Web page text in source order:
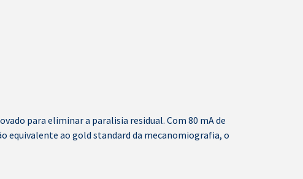
para eliminar a paralisia residual. Com 80 mA de
equivalente ao gold standard da mecanomiografia, o